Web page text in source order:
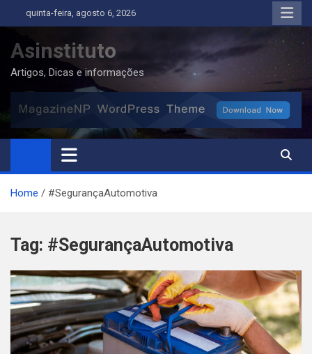
to
content
quinta-feira, agosto 6, 2026
Asinstituto
Artigos, Dicas e informações
Home #SegurançaAutomotiva
Tag: #SegurançaAutomotiva